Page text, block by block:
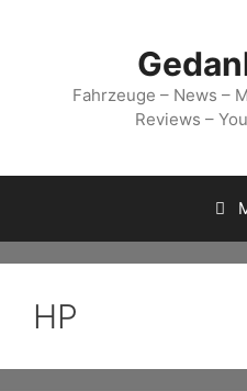
Fahrzeuge – News –
Reviews –
HP